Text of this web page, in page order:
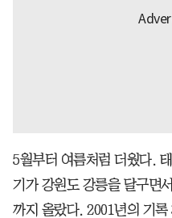
5월부터 여름처럼 더웠다.
기가 강원도 강릉을 달구면
까지 올랐다. 2001년의 기